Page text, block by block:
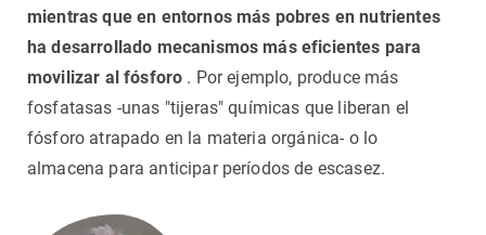
mientras que en entornos más pobres en nutrientes
ha desarrollado mecanismos más eficientes para
movilizar al fósforo . Por ejemplo, produce más
fosfatasas -unas "tijeras" químicas que liberan el
fósforo atrapado en la materia orgánica- o lo
almacena para anticipar períodos de escasez.